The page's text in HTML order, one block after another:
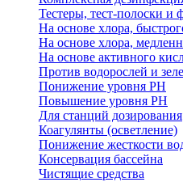
Тестеры, тест-полоски и
На основе хлора,
На основе хлора,
На основе активного
Против водорослей и
Понижение уровня РН
Повышение уровня РН
Для станций дозирования
Коагулянты (осветление)
Понижение жесткости
Консервация бассейна
Чистящие средства